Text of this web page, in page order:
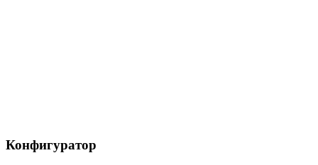
Конфигуратор